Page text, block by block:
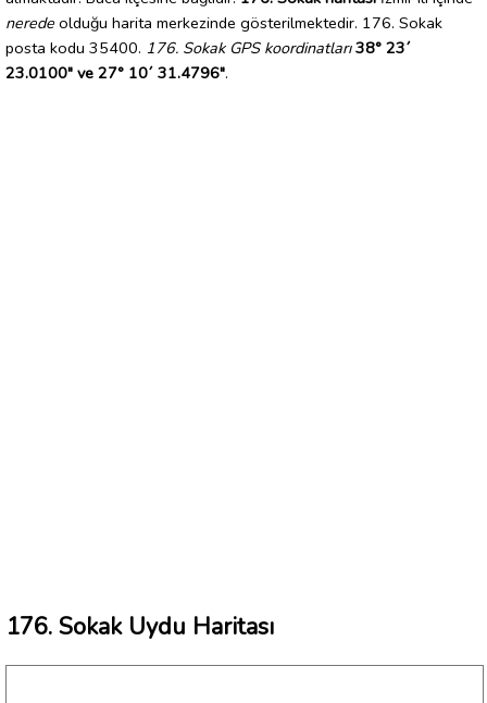
nerede olduğu harita merkezinde gösterilmektedir. 176. Sokak
posta kodu 35400. 176. Sokak GPS koordinatları 38° 23´
23.0100" ve 27° 10´ 31.4796".
176. Sokak Uydu Haritası